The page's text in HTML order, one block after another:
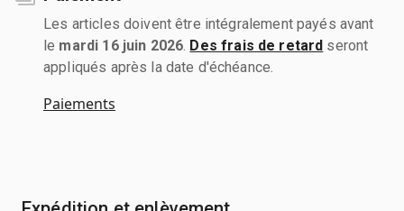
Les articles doivent être intégralement payés avant
le mardi 16 juin 2026 Des frais de retard seront
appliqués après la date d'échéance.
Paiements